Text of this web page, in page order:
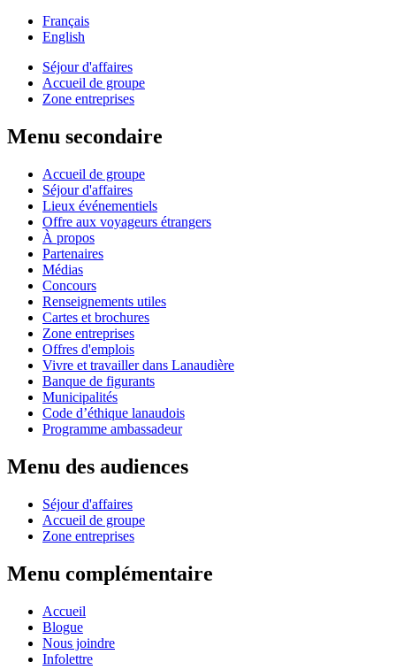
Français
English
Séjour d'affaires
Accueil de groupe
Zone entreprises
Menu secondaire
Accueil de groupe
Séjour d'affaires
Lieux événementiels
Offre aux voyageurs étrangers
À propos
Partenaires
Médias
Concours
Renseignements utiles
Cartes et brochures
Zone entreprises
Offres d'emplois
Vivre et travailler dans Lanaudière
Banque de figurants
Municipalités
Code d’éthique lanaudois
Programme ambassadeur
Menu des audiences
Séjour d'affaires
Accueil de groupe
Zone entreprises
Menu complémentaire
Accueil
Blogue
Nous joindre
Infolettre